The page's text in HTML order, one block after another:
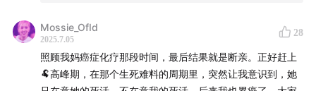
58:41 阶层与照护
社会阶层更高的人，更愿意用钱、而不是直接承担亲人的
照护工作？
Mossie_OfId
2025.7.05
28
照顾我妈癌症化疗那段时间，最后结果就是断亲。正好赶上
🐏高峰期，在那个生死难料的周期里，突然让我意识到，她